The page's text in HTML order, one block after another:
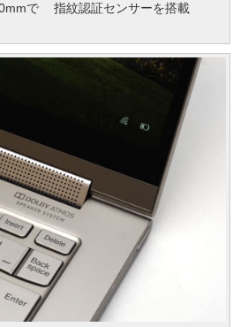
で
指紋認証センサーを搭載